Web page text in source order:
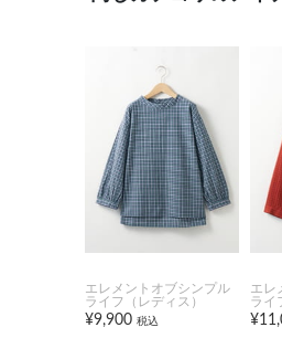
エレメントオブシンプル
ライフ（レディス）
¥9,900 税込
エレ
ライ